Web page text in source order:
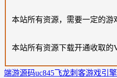
本站所有资源，需要一定的游
本站所有资源下载开通收取的
端游源码uc845飞龙刺客游戏引擎